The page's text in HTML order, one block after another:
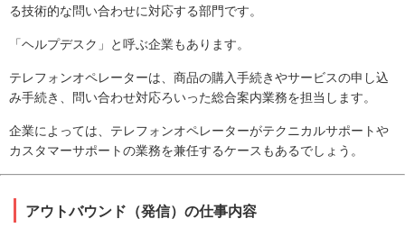
る技術的な問い合わせに対応する部門です。
「ヘルプデスク」と呼ぶ企業もあります。
テレフォンオペレーターは、商品の購入手続きやサービスの申し込
み手続き、問い合わせ対応ろいった総合案内業務を担当します。
企業によっては、テレフォンオペレーターがテクニカルサポートや
カスタマーサポートの業務を兼任するケースもあるでしょう。
アウトバウンド（発信）の仕事内容